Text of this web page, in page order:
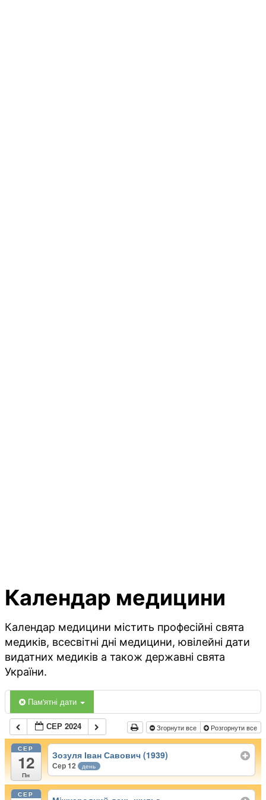
Календар медицини
Календар медицини містить професійні свята
медиків, всесвітні дні медицини, ювілейні дати
видатних медиків а також державні свята
України.
Пам'ятні дати
СЕР 2024 Згорнути все Розгорнути все
СЕР
12
Пн
Зозуля Іван Савович (1939)
Сер 12 день
СЕР